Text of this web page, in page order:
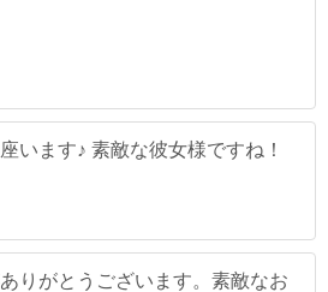
います♪ 素敵な彼女様ですね！
りがとうございます。素敵なお